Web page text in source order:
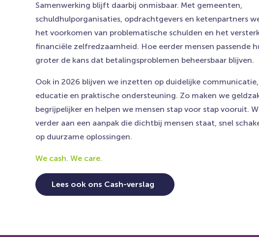
Samenwerking blijft daarbij onmisbaar. Met gemeenten,
schuldhulporganisaties, opdrachtgevers en ketenpartners
het voorkomen van problematische schulden en het
financiële zelfredzaamheid. Hoe eerder mensen passende
groter de kans dat betalingsproblemen beheersbaar blijven.
Ook in 2026 blijven we inzetten op duidelijke
educatie en praktische ondersteuning. Zo maken we
begrijpelijker en helpen we mensen stap voor stap vooruit.
verder aan een aanpak die dichtbij mensen staat, snel
op duurzame oplossingen.
We cash. We care.
Lees ook ons Cash-verslag